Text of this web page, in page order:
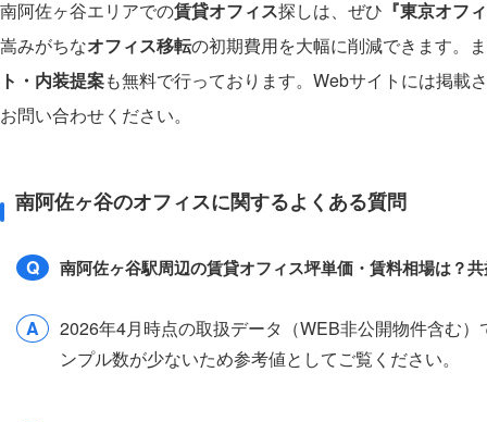
南阿佐ヶ谷エリアでの賃貸オフィス探しは、ぜひ 『東京オフ
嵩みがちなオフィス移転の初期費用を大幅に削減できます。
ト・内装提案も無料で行っております。Webサイトには掲載
お問い合わせください。
南阿佐ヶ谷のオフィスに関するよくある質問
Q 南阿佐ヶ谷駅周辺の賃貸オフィス坪単価・賃料相場は？
A
2026年4月時点の取扱データ（WEB非公開物件含む
ンプル数が少ないため参考値としてご覧ください。